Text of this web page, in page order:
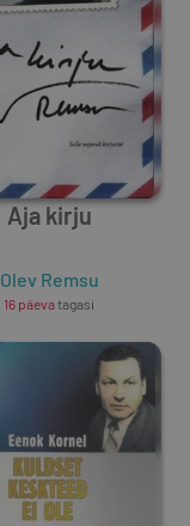
Aja kirju
Olev Remsu
16 päevatagasi